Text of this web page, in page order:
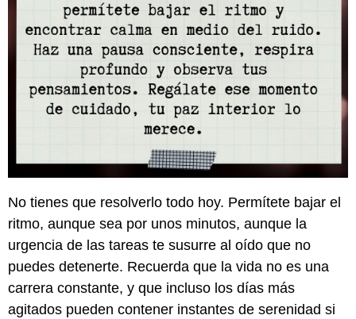
No tienes que resolverlo todo hoy. Permítete bajar el
ritmo, aunque sea por unos minutos, aunque la
urgencia de las tareas te susurre al oído que no
puedes detenerte. Recuerda que la vida no es una
carrera constante, y que incluso los días más
agitados pueden contener instantes de serenidad si